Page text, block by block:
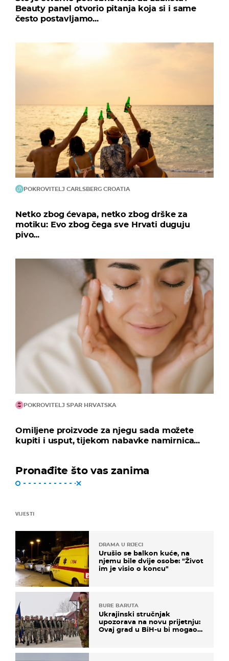
Beauty panel otvorio pitanja koja si i same
često postavljamo...
POKROVITELJ CARLSBERG CROATIA
Netko zbog ćevapa, netko zbog drške za
motiku: Evo zbog čega sve Hrvati duguju
pivo...
POKROVITELJ SPAR HRVATSKA
Omiljene proizvode za njegu sada možete
kupiti i usput, tijekom nabavke namirnica...
Pronađite što vas zanima
VIJESTI
DRAMA U RIJECI
Urušio se balkon kuće, na
njemu bile dvije osobe: "Život
im je visio o koncu"
BURE BARUTA
Ukrajinski stručnjak
upozorava na novu prijetnju:
Ovaj grad u BiH-u bi mogao